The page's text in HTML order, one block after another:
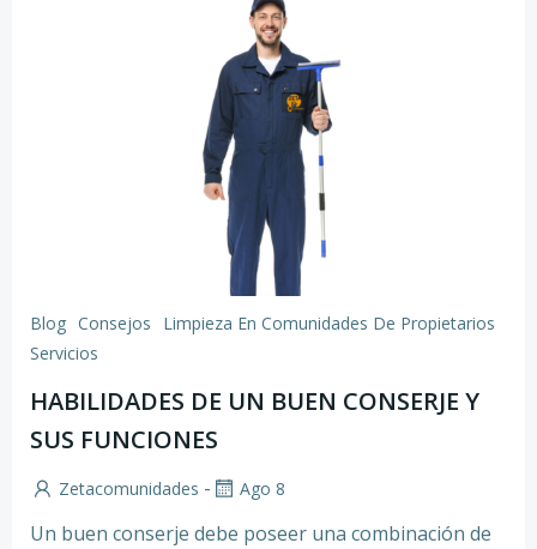
Blog Consejos
Limpieza En Comunidades De Propietarios
Servicios
HABILIDADES DE UN BUEN CONSERJE Y
SUS FUNCIONES
Zetacomunidades - Ago 8
Un buen conserje debe poseer una combinación de